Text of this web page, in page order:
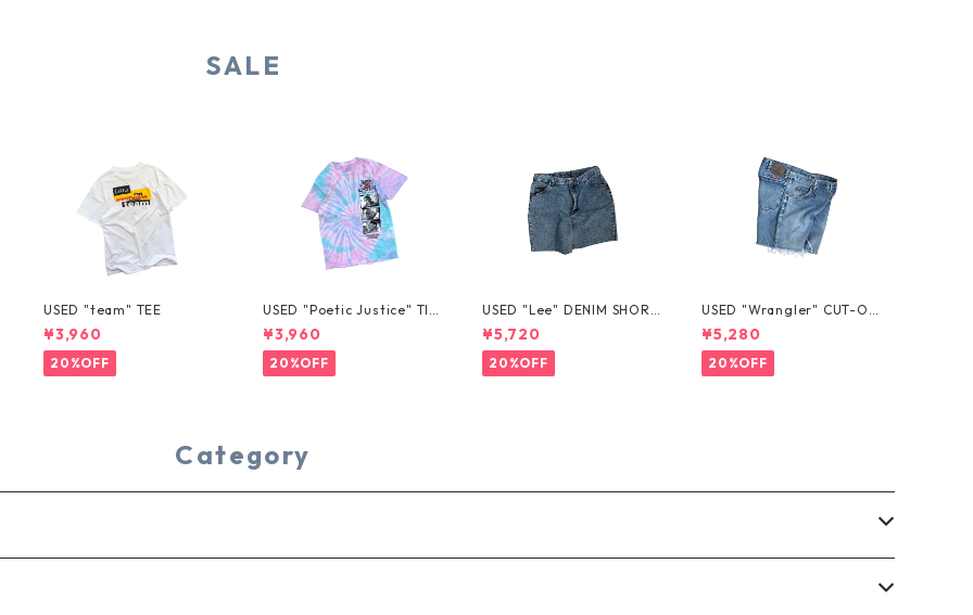
SALE
USED "team" TEE
¥3,960
20%OFF
USED "Poetic Justice" TIE
-DYE TEE
¥3,960
20%OFF
USED "Lee" DENIM SHORT
S
¥5,720
20%OFF
USED "Wrangler" CUT-OF
F DENIM SHORTS
¥5,280
20%OFF
Category